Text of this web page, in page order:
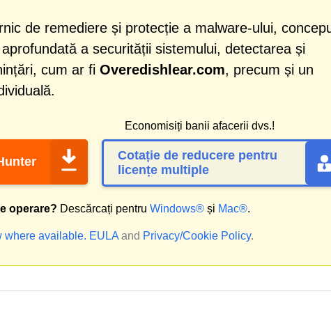
de remediere și protecție a malware-ului,
a securității sistemului, detectarea și
cum ar fi Overedishlear.com, precum și un
Economisiți banii afacerii dvs.!
Cotație de reducere pentru
licențe multiple
operare? Descărcați pentru Windows®și Mac®.
where available. EULA and Privacy/Cookie Policy.